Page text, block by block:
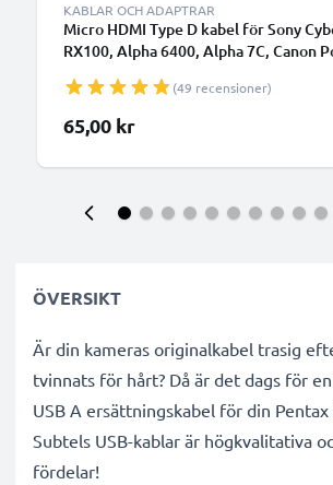
KABLAR OCH ADAPTRAR
Micro HDMI Type D kabel för Sony
RX100, Alpha 6400, Alpha 7C, Canon
Ray, Kamera, Skärm - 1.5m Micro
HDMI Standard (Type A)
(49 recensioner)
65,00 kr
ÖVERSIKT
Är din kameras originalkabel trasig
tvinnats för hårt? Då är det dags för
USB A ersättningskabel för din Pentax
Subtels USB-kablar är högkvalitativa
fördelar!